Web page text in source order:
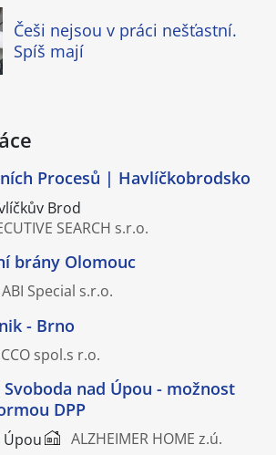
Češi nejsou v práci nešťastní.
Spíš mají
Procesů | Havlíčkobrodsko
Brod
SEARCH s.r.o.
brány Olomouc
ABI Special s.r.o.
- Brno
spol.s r.o.
nad Úpou - možnost
DPP
Úpou ALZHEIMER HOME z.ú.